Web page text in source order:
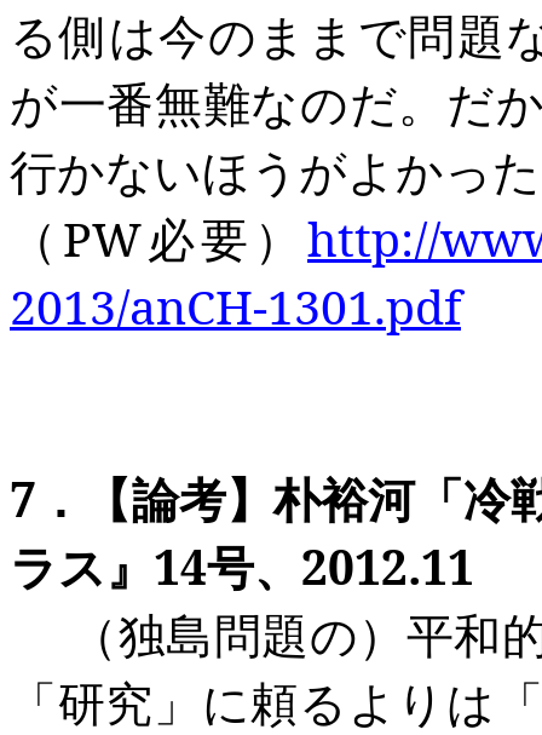
る側は今のままで問題
が一番無難なのだ。だ
行かないほうがよかっ
（PW必要 ） http://
2013/anCH-1301.pdf
7 ． 【論考】朴裕河「冷
ラス』14号、2012.11
（独島問題の）平
「研究」に頼るよりは